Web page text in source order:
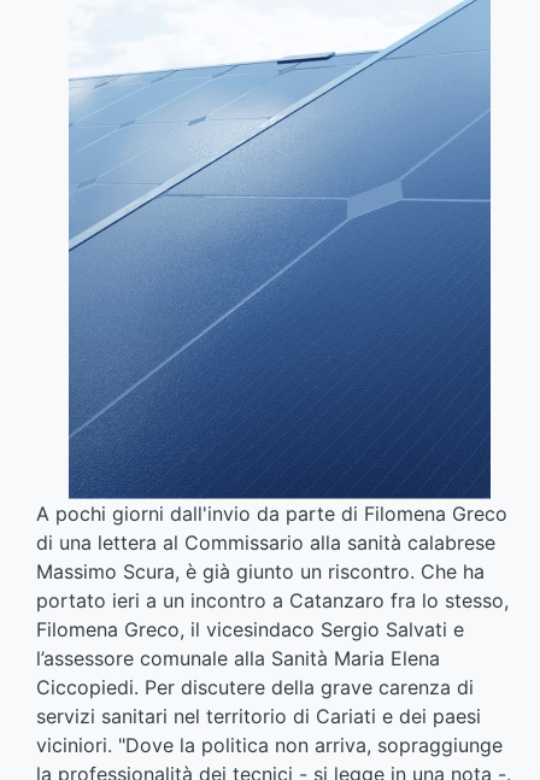
A pochi giorni dall'invio da parte di Filomena Greco
di una lettera al Commissario alla sanità calabrese
Massimo Scura, è già giunto un riscontro. Che ha
portato ieri a un incontro a Catanzaro fra lo stesso,
Filomena Greco, il vicesindaco Sergio Salvati e
l’assessore comunale alla Sanità Maria Elena
Ciccopiedi. Per discutere della grave carenza di
servizi sanitari nel territorio di Cariati e dei paesi
viciniori. "Dove la politica non arriva, sopraggiunge
la professionalità dei tecnici - si legge in una nota -.